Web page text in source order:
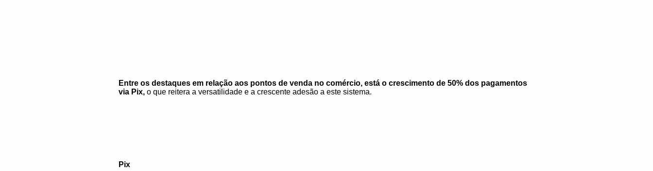
Entre os destaques em relação aos pontos de venda no comércio, está o crescimento de 50% dos pagamentos
via Pix, o que reitera a versatilidade e a crescente adesão a este sistema.
Pix